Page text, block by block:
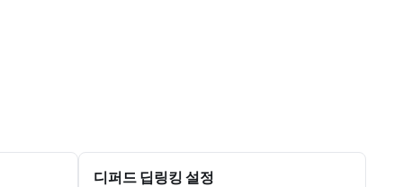
디퍼드 딥링킹 설정